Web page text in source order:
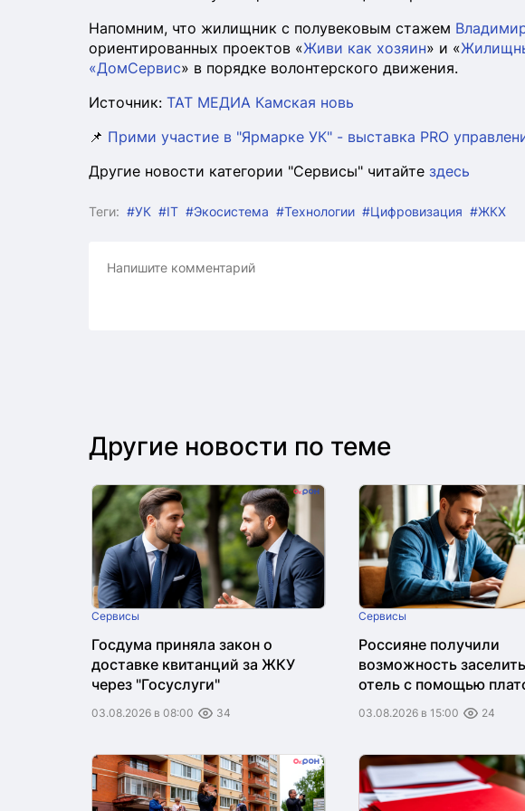
Напомним, что жилищник с полувековым стажем
ориентированных проектов «Живи как хозяин» и «
«ДомСервис» в порядке волонтерского движения.
Источник: ТАТ МЕДИА Камская новь
📌 Прими участие в "Ярмарке УК" - выставка PRO
Другие новости категории "Сервисы" читайте здесь
Теги: #УК #IT #Экосистема #Технологии #Цифровизация #ЖКХ
Другие новости по теме
Сервисы
Госдума приняла закон о
доставке квитанций за ЖКУ
через "Госуслуги"
03.08.2026 в 08:00 34
Сервисы
Россияне получили
возможность
отель с помощью
03.08.2026 в 15:00 24